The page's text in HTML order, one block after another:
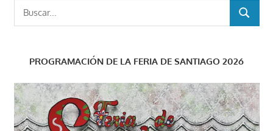
Buscar:
BUSCAR
PROGRAMACIÓN DE LA FERIA DE SANTIAGO 2026